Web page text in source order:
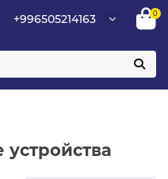
+996505214163 0